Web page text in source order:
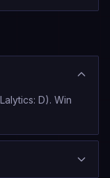
D). Win